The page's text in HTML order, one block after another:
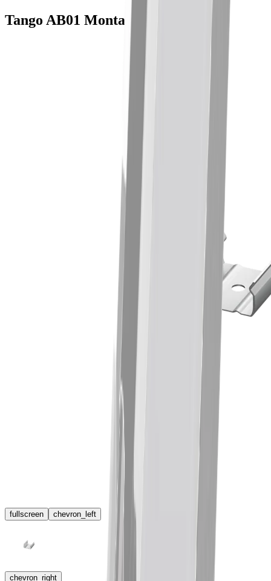
Tango AB01 Montageclip
fullscreen chevron_left
chevron_right